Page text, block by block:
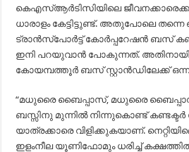
കെഎസ്ആർടിസിയിലെ
ധാരാളം കേട്ടിട്ടുണ്ട്. അതുപോലെ തന്നെ
ട്രാൻസ്‌പോർട്ട് കോർപ്പറേഷൻ ബസ്
ഇനി പറയുവാൻ പോകുന്നത്.
കോയമ്പത്തൂർ ബസ് സ്റ്റാൻഡിലേക്ക്
“മധുരൈ ബൈപ്പാസ്, മധുരൈ
ബസ്സിനു മുന്നിൽ നിന്നുകൊണ്ട്
യാത്രക്കാരെ വിളിക്കുകയാണ്.
ഇളംനീല യൂണിഫോമും ധരിച്ച്